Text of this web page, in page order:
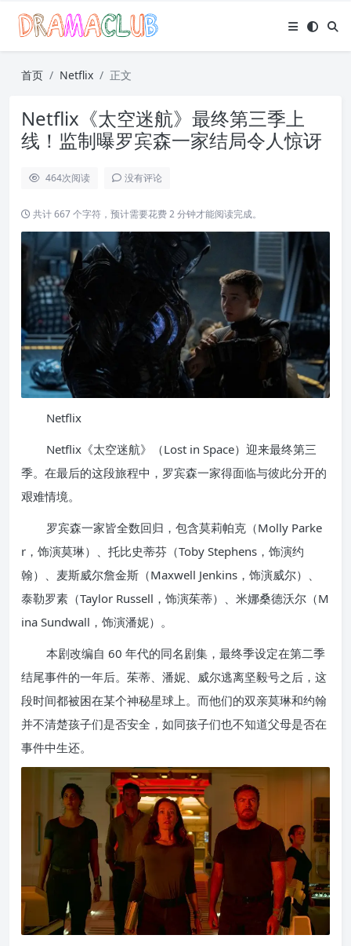
首页 Netflix 正文
Netflix《太空迷航》最终第三季上
线！监制曝罗宾森一家结局令人惊讶
464次阅读 没有评论
共计 667 个字符，预计需要花费 2 分钟才能阅读完成。
Netflix
Netflix《太空迷航》（Lost in Space）迎来最终第三
季。在最后的这段旅程中，罗宾森一家得面临与彼此分开的
艰难情境。
罗宾森一家皆全数回归，包含莫莉帕克（Molly Parke
r，饰演莫琳）、托比史蒂芬（Toby Stephens，饰演约
翰）、麦斯威尔詹金斯（Maxwell Jenkins，饰演威尔）、
泰勒罗素（Taylor Russell，饰演茱蒂）、米娜桑德沃尔（M
ina Sundwall，饰演潘妮）。
本剧改编自 60 年代的同名剧集，最终季设定在第二季
结尾事件的一年后。茱蒂、潘妮、威尔逃离坚毅号之后，这
段时间都被困在某个神秘星球上。而他们的双亲莫琳和约翰
并不清楚孩子们是否安全，如同孩子们也不知道父母是否在
事件中生还。